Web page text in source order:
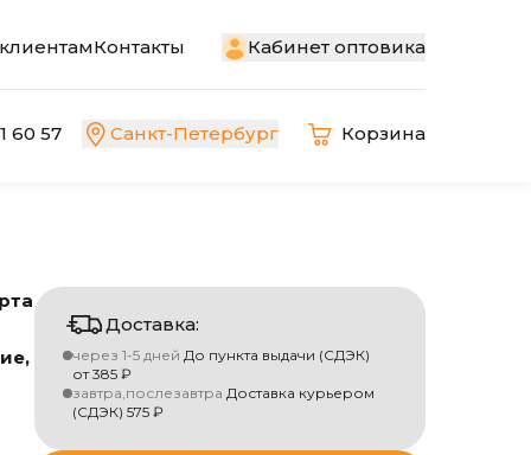
Контакты Кабинет оптовика
60 57 Санкт-Петербург Корзина
Доставка:
через 1-5 дней До пункта выдачи (СДЭК)
от385₽
завтра,послезавтра Доставка курьером
(СДЭК) 575₽